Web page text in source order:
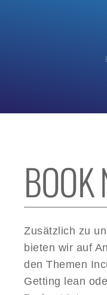
BOOK
Zusätzlich zu
bieten wir auf
den Themen
Getting lean